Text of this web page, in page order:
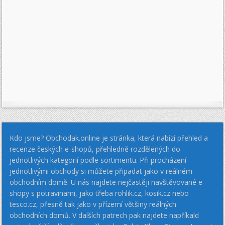
Kdo jsme? Obchodak.online je stránka, která nabízí přehled a
recenze českých e-shopů, přehledně rozdělených do
jednotlivých kategorií podle sortimentu. Při procházení
jednotlivými obchody si můžete připadat jako v reálném
obchodním domě. U nás najdete nejčastěji navštěvované e-
shopy s potravinami, jako třeba rohlik.cz, kosik.cz nebo
tesco.cz, přesně tak jako v přízemí většiny reálných
obchodních domů. V dalších patrech pak najdete napříkald